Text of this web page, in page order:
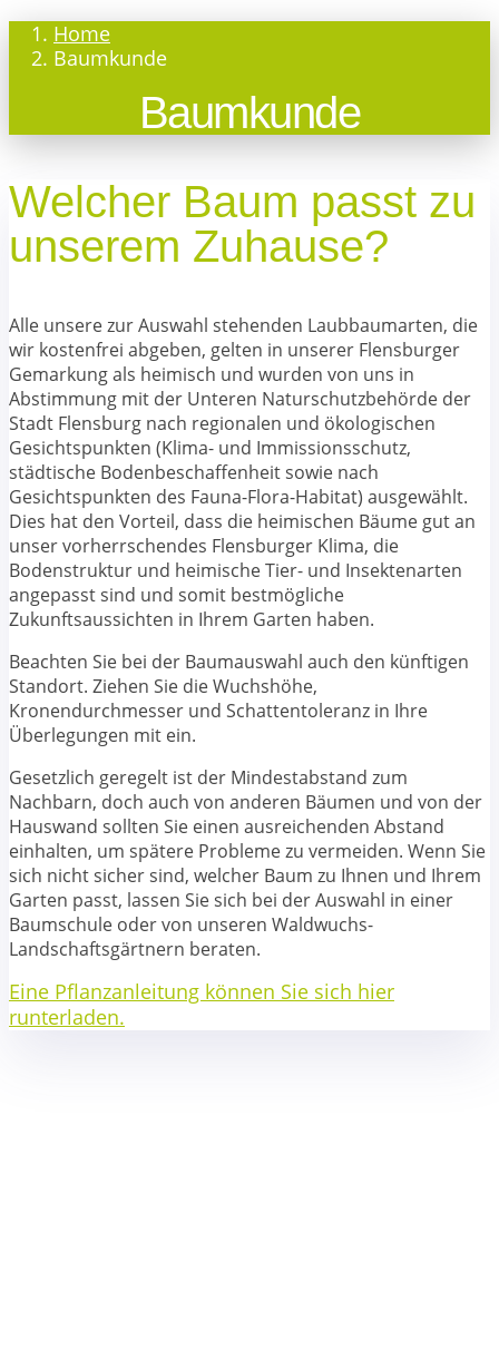
Home
Baumkunde
Baumkunde
Welcher Baum passt zu
unserem Zuhause?
Alle unsere zur Auswahl stehenden Laubbaumarten, die
wir kostenfrei abgeben, gelten in unserer Flensburger
Gemarkung als heimisch und wurden von uns in
Abstimmung mit der Unteren Naturschutzbehörde der
Stadt Flensburg nach regionalen und ökologischen
Gesichtspunkten (Klima- und Immissionsschutz,
städtische Bodenbeschaffenheit sowie nach
Gesichtspunkten des Fauna-Flora-Habitat) ausgewählt.
Dies hat den Vorteil, dass die heimischen Bäume gut an
unser vorherrschendes Flensburger Klima, die
Bodenstruktur und heimische Tier- und Insektenarten
angepasst sind und somit bestmögliche
Zukunftsaussichten in Ihrem Garten haben.
Beachten Sie bei der Baumauswahl auch den künftigen
Standort. Ziehen Sie die Wuchshöhe,
Kronendurchmesser und Schattentoleranz in Ihre
Überlegungen mit ein.
Gesetzlich geregelt ist der Mindestabstand zum
Nachbarn, doch auch von anderen Bäumen und von der
Hauswand sollten Sie einen ausreichenden Abstand
einhalten, um spätere Probleme zu vermeiden. Wenn Sie
sich nicht sicher sind, welcher Baum zu Ihnen und Ihrem
Garten passt, lassen Sie sich bei der Auswahl in einer
Baumschule oder von unseren Waldwuchs-
Landschaftsgärtnern beraten.
Eine Pflanzanleitung können Sie sich hier
runterladen.